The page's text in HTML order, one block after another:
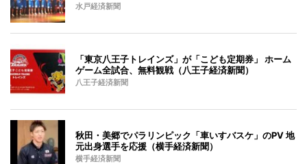
水戸経済新聞
「東京八王子トレインズ」が「こども定期券」 ホーム
ゲーム全試合、無料観戦（八王子経済新聞）
八王子経済新聞
秋田・美郷でパラリンピック「車いすバスケ」のPV 地
元出身選手を応援（横手経済新聞）
横手経済新聞